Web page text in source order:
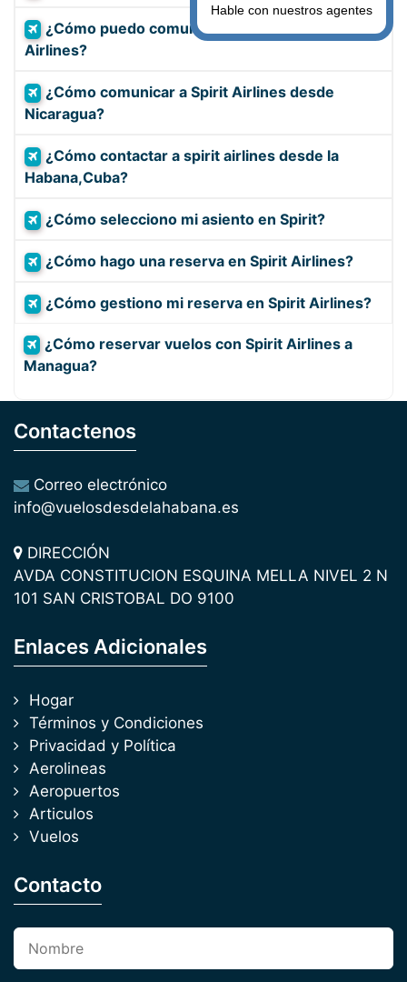
¿Cómo puedo comunicarme con Spirit
Airlines?
¿Cómo comunicar a Spirit Airlines desde
Nicaragua?
¿Cómo contactar a spirit airlines desde la
Habana,Cuba?
¿Cómo selecciono mi asiento en Spirit?
¿Cómo hago una reserva en Spirit Airlines?
¿Cómo gestiono mi reserva en Spirit Airlines?
¿Cómo reservar vuelos con Spirit Airlines a
Managua?
Hable con nuestros agentes
Contactenos
Correo electrónico
info@vuelosdesdelahabana.es
DIRECCIÓN
AVDA CONSTITUCION ESQUINA MELLA NIVEL 2 N
101 SAN CRISTOBAL DO 9100
Enlaces Adicionales
Hogar
Términos y Condiciones
Privacidad y Política
Aerolineas
Aeropuertos
Articulos
Vuelos
Contacto